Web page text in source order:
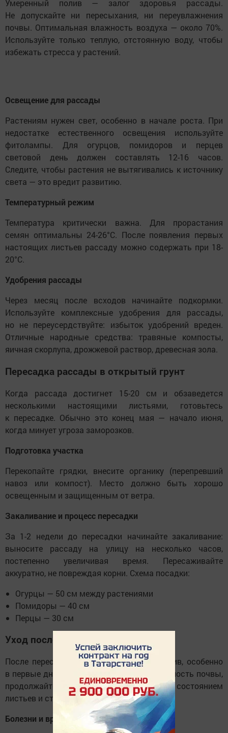
Умеренный полив — залог здоровья рассады.
Не допускайте ни пересыхания, ни переувлажнения
почвы. Оптимальная влажность воздуха — около 70%.
Используйте только теплую, отстоянную воду, чтобы
избежать стресса у растений.
Освещение для рассады
Растениям нужен свет, особенно в начале роста. При
недостатке естественного освещения используйте
фитолампы. Для огурцов, помидоров и перцев
световой день должен составлять 12-16 часов.
Следите, чтобы растения не вытягивались к источнику
света — это вредит развитию.
Температурный режим
Температура критически важна. Для прорастания
семян оптимальны 24-26°C. После появления первых
настоящих листьев рассаду можно содержать при 18-
20°C.
Удобрения рассады
Через месяц после всходов начинайте подкормки.
Используйте комплексные удобрения для рассады,
но не переусердствуйте: избыток удобрений вреден.
Отличные народные средства: травяные компосты,
яичная скорлупа, дрожжевой раствор, древесная зола.
Пересадка рассады в открытый грунт
Когда рассада достигнет 15-20 см и обзаведется
несколькими настоящими листьями, готовьтесь
к пересадке. Обычно это конец мая — начало июня,
когда минует угроза заморозков.
Подготовка участка
Перекопайте грядки, внесите органику (перепревший
навоз или компост). Место должно быть хорошо
освещенным и защищенным от ветра.
Закаливание и процесс пересадки
За 1-2 недели до пересадки начинайте закаливание:
выносите рассаду на улицу на несколько часов,
постепенно увеличивая время. Пересаживайте
аккуратно, не повреждая корни. Схема посадки:
Огурцы — 50 см между растениями
Помидоры — 40 см
Перцы — 30 см
Уход после пересадки
После пересадки обеспечьте хороший полив, особенно
в первые дни. Регулярно проверяйте влажность почвы,
продолжайте подкормки и следите за состоянием
листьев и стеблей.
Болезни и вредители рассады